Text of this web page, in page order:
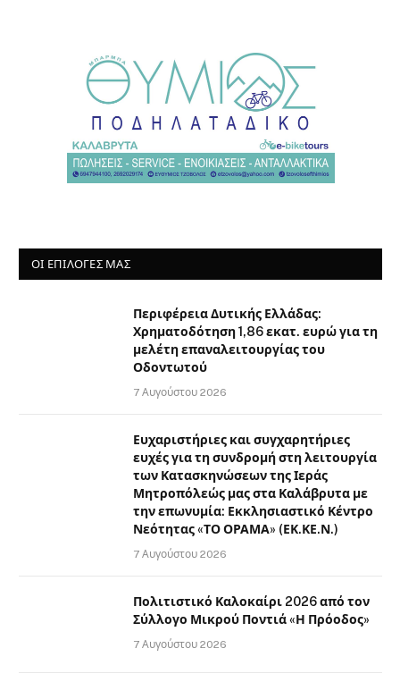
ΟΙ ΕΠΙΛΟΓΈΣ ΜΑΣ
Περιφέρεια Δυτικής Ελλάδας:
Χρηματοδότηση 1,86 εκατ. ευρώ για τη
μελέτη επαναλειτουργίας του
Οδοντωτού
7 Αυγούστου 2026
Ευχαριστήριες και συγχαρητήριες
ευχές για τη συνδρομή στη λειτουργία
των Κατασκηνώσεων της Ιεράς
Μητροπόλεώς μας στα Καλάβρυτα με
την επωνυμία: Εκκλησιαστικό Κέντρο
Νεότητας «ΤΟ ΟΡΑΜΑ» (ΕΚ.ΚΕ.Ν.)
7 Αυγούστου 2026
Πολιτιστικό Καλοκαίρι 2026 από τον
Σύλλογο Μικρού Ποντιά «Η Πρόοδος»
7 Αυγούστου 2026